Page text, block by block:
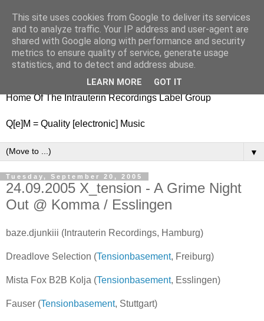
nitestylez.de
baze.djunkiii on music and general life
Home Of The Intrauterin Recordings Label Group
Q[e]M = Quality [electronic] Music
▼
Tuesday, September 20, 2005
24.09.2005 X_tension - A Grime Night
Out @ Komma / Esslingen
baze.djunkiii (Intrauterin Recordings, Hamburg)
Dreadlove Selection (Tensionbasement, Freiburg)
Mista Fox B2B Kolja (Tensionbasement, Esslingen)
Fauser (Tensionbasement, Stuttgart)
This site uses cookies from Google to deliver its services
and to analyze traffic. Your IP address and user-agent are
shared with Google along with performance and security
metrics to ensure quality of service, generate usage
statistics, and to detect and address abuse.
LEARN MORE GOT IT